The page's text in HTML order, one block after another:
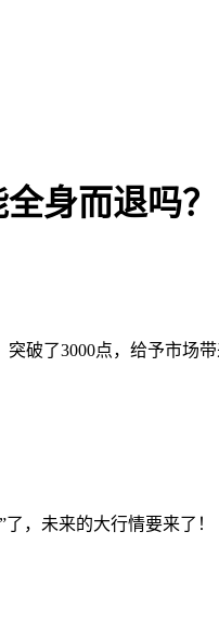
身而退吗？
了3000点，给予市场带
，未来的大行情要来了！